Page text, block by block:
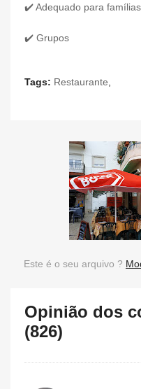
✔️ Adequado para famílias
✔️ Grupos
Tags: Restaurante
Este é o seu arquivo ?
Opinião dos
(826)